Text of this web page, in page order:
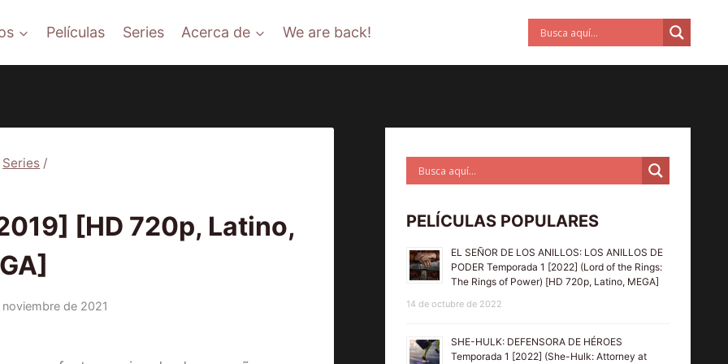
Películas Series Acerca de We are back!
Series /
[HD 720p, Latino,
de 2021
PELÍCULAS POPULARES
EL SEÑOR DE LOS ANILLOS: LOS ANILLOS DE
PODER Temporada 1 [2022] (Lord of the Rings:
The Rings of Power) [HD 720p, Latino, MEGA]
14 de octubre de 2022
SHE-HULK: DEFENSORA DE HÉROES
Temporada 1 [2022] (She-Hulk: Attorney at